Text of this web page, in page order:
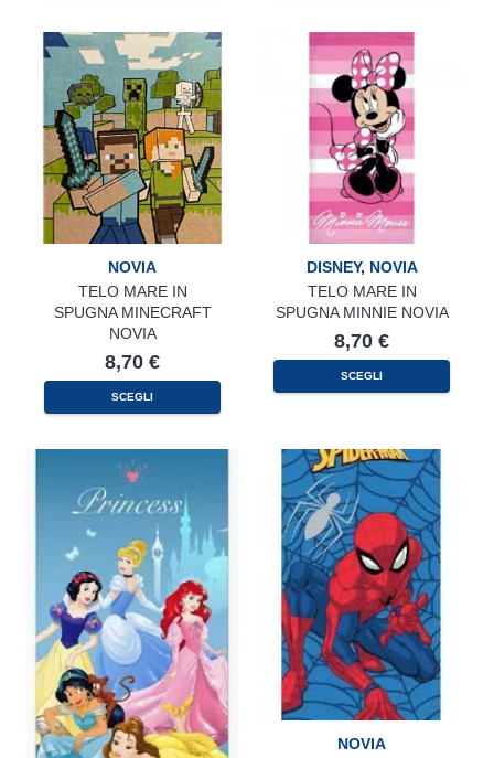
NOVIA
TELO MARE IN
SPUGNA MINECRAFT
NOVIA
8,70 €
SCEGLI
DISNEY, NOVIA
TELO MARE IN
SPUGNA MINNIE NOVIA
8,70 €
SCEGLI
NOVIA